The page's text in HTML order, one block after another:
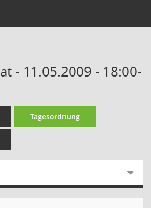
- 11.05.2009 - 18:00-
Tagesordnung